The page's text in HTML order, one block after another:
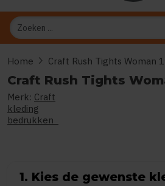
Zoeken
Home chevron_right Craft Rush Tights Woman
Craft Rush Tights
Merk: Craft
kleding
bedrukken
1. Kies de gewenste